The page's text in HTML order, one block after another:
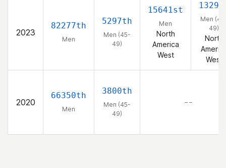
2023
82277th
Men
5297th
Men (45-
49)
15641st
Men
North
America
West
Men
49)
North
West
2020
66350th
Men
3800th
Men (45-
49)
– –